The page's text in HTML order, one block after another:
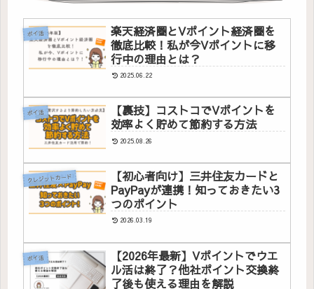
ポイ活
楽天経済圏とVポイント経済圏を
徹底比較！私が今Vポイントに移
行中の理由とは？
2025.06.22
ポイ活
【裏技】コストコでVポイントを
効率よく貯めて節約する方法
2025.08.26
クレジットカード
【初心者向け】三井住友カードと
PayPayが連携！知っておきたい3
つのポイント
2026.03.19
ポイ活
【2026年最新】Vポイントでウエ
ル活は終了？他社ポイント交換終
了後も使える理由を解説